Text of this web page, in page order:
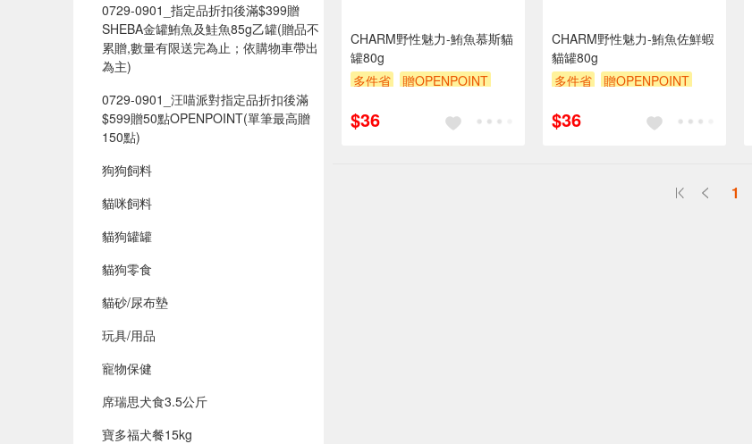
0729-0901_指定品折扣後滿$399贈
SHEBA金罐鮪魚及鮭魚85g乙罐(贈品不
累贈,數量有限送完為止；依購物車帶出
為主)
0729-0901_汪喵派對指定品折扣後滿
$599贈50點OPENPOINT(單筆最高贈
150點)​
狗狗飼料
貓咪飼料
貓狗罐罐
貓狗零食
貓砂/尿布墊
玩具/用品
寵物保健
席瑞思犬食3.5公斤
寶多福犬餐15kg
CHARM野性魅力-鮪魚慕斯貓
罐80g
多件省
贈OPENPOINT
$36
CHARM野性魅力-鮪魚佐鮮蝦
貓罐80g
多件省
贈OPENPOINT
$36
1